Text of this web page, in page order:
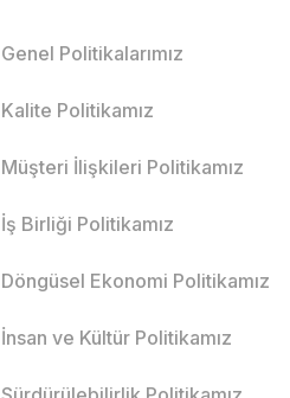
Genel Politikalarımız
Kalite Politikamız
Müşteri İlişkileri Politikamız
İş Birliği Politikamız
Döngüsel Ekonomi Politikamız
İnsan ve Kültür Politikamız